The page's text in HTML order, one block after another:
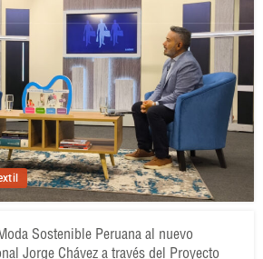
Sostenible Peruana al nuevo
Jorge Chávez a través del Proyecto